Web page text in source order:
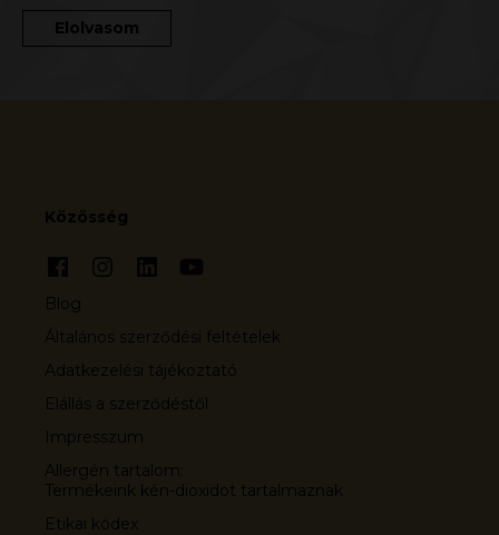
Elolvasom
Közösség
Blog
Általános szerződési feltételek
Adatkezelési tájékoztató
Elállás a szerződéstől
Impresszum
Allergén tartalom:
Termékeink kén-dioxidot tartalmaznak
Etikai kódex